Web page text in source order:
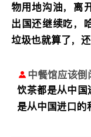
物用地沟油，离
出国还继续吃，
垃圾也就算了，
中餐馆应该倒
饮茶都是从中国
是从中国进口的